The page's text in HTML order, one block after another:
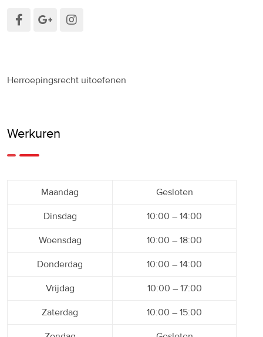
Herroepingsrecht uitoefenen
Werkuren
Maandag Gesloten
Dinsdag 10:00 – 14:00
Woensdag 10:00 – 18:00
Donderdag 10:00 – 14:00
Vrijdag 10:00 – 17:00
Zaterdag 10:00 – 15:00